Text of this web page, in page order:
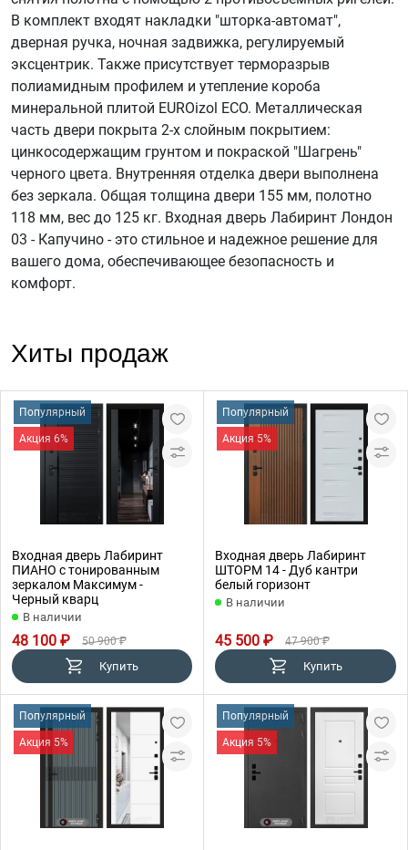
В комплект входят накладки "шторка-автомат",
дверная ручка, ночная задвижка, регулируемый
эксцентрик. Также присутствует терморазрыв
полиамидным профилем и утепление короба
минеральной плитой EUROizol ECO. Металлическая
часть двери покрыта 2-х слойным покрытием:
цинкосодержащим грунтом и покраской "Шагрень"
черного цвета. Внутренняя отделка двери выполнена
без зеркала. Общая толщина двери 155 мм, полотно
118 мм, вес до 125 кг. Входная дверь Лабиринт Лондон
03 - Капучино - это стильное и надежное решение для
вашего дома, обеспечивающее безопасность и
комфорт.
Хиты продаж
Популярный
Акция 6%
Входная дверь Лабиринт
ПИАНО с тонированным
зеркалом Максимум -
Черный кварц
В наличии
48 100 ₽ 50 900 ₽
Купить
Популярный
Акция 5%
Входная дверь Лабиринт
ШТОРМ 14 - Дуб кантри
белый горизонт
В наличии
45 500 ₽ 47 900 ₽
Купить
Популярный
Акция 5%
Популярный
Акция 5%